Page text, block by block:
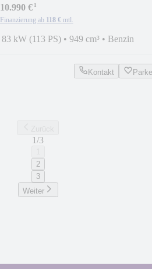
10.990 €¹
Finanzierung ab 118 € mtl.
83 kW (113 PS) • 949 cm³ • Benzin
Kontakt
1/3
2
3
Weiter